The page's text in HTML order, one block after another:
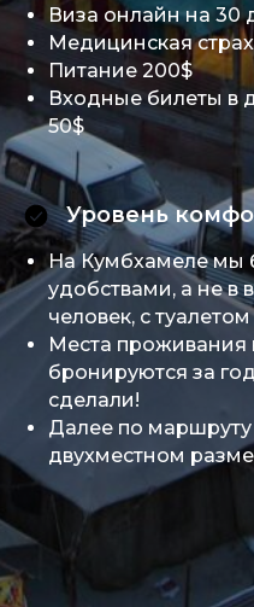
Виза онлайн на 30
Медицинская
Питание 200$
Входные билеты в
50$
Уровень
На Кумбхамеле мы
удобствами, а не в
человек, с
Места проживания
бронируются за
сделали!
Далее по маршруту
двухместном